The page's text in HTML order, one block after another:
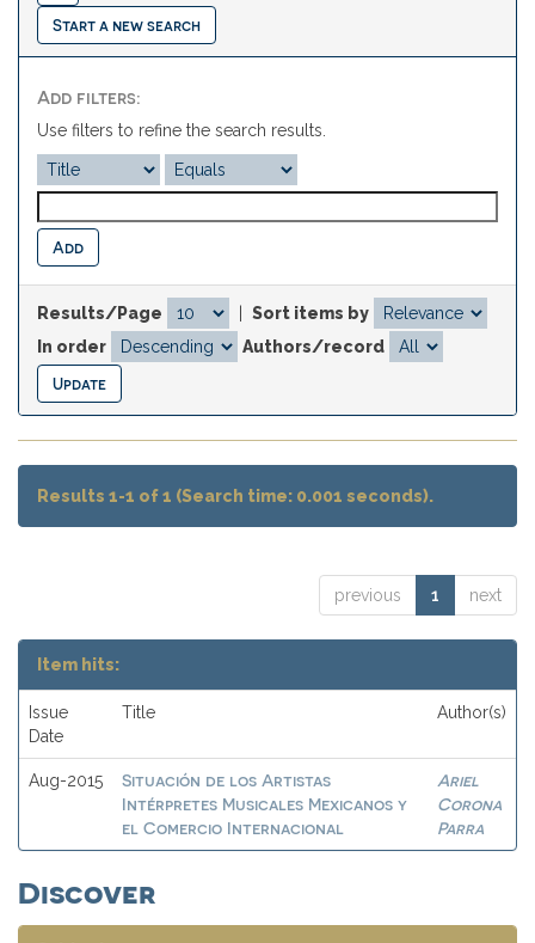
Start a new search
Add filters:
Use filters to refine the search results.
Results/Page
Sort items by
In order
Authors/record
Results 1-1 of 1 (Search time: 0.001 seconds).
previous 1 next
Item hits:
Issue
Date
Title Author(s)
Aug-2015
Situación de los Artistas
Intérpretes Musicales Mexicanos y
el Comercio Internacional
Ariel
Corona
Parra
Discover